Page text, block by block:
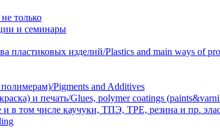
только
и семинары
пластиковых изделий/Plastics and main ways of
Pigments and Additives
и печать/Glues, polymer coatings
том числе каучуки, ТПЭ, TPE, резина и пр.